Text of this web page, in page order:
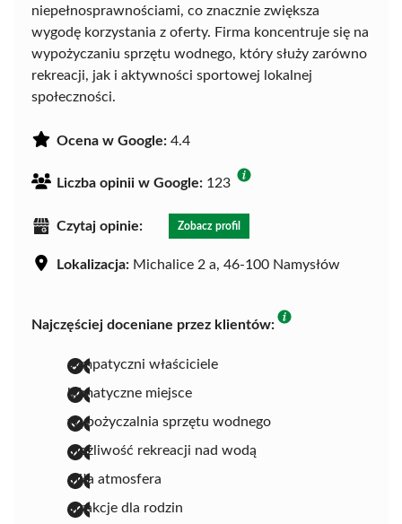
niepełnosprawnościami, co znacznie zwiększa
wygodę korzystania z oferty. Firma koncentruje się na
wypożyczaniu sprzętu wodnego, który służy zarówno
rekreacji, jak i aktywności sportowej lokalnej
społeczności.
Ocena w Google: 4.4
Liczba opinii w Google: 123
Czytaj opinie: Zobacz profil
Lokalizacja: Michalice 2 a, 46-100 Namysłów
Najczęściej doceniane przez klientów:
sympatyczni właściciele
klimatyczne miejsce
wypożyczalnia sprzętu wodnego
możliwość rekreacji nad wodą
miła atmosfera
atrakcje dla rodzin